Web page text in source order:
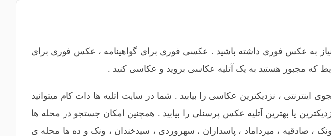
نیاز به عکس فوری داشته باشید . عکسی فوری برای گواهینامه ، عکس فوری برای
، نزدیکترین عکاسی را بیابید . شما در سایت آتلیه ها دات کام میتوانید
یا بهترین آتلیه عکس پرسنلی را بیابید . همچنین امکان جستجو در محله ها
، صادقیه ، میرداماد ، پاسداران ، سهروردی ، سیدخندان ، ونک و ده ها محله ی